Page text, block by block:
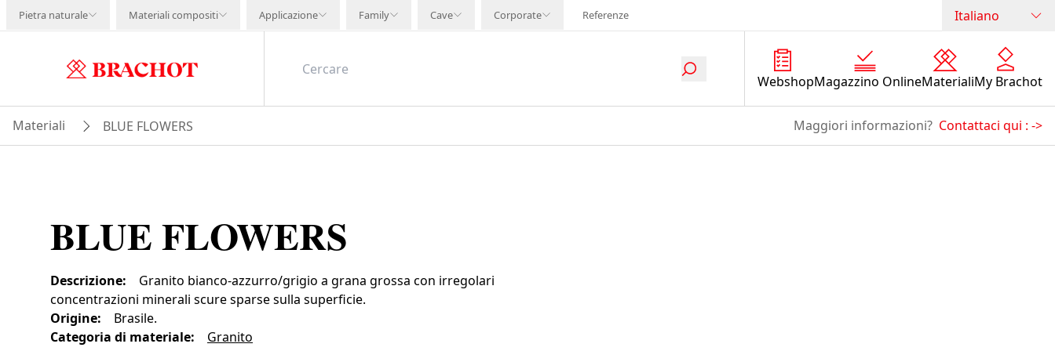
Pietra naturale Materiali compositi Applicazione Family Cave Corporate Referenze Italiano
WebshopMagazzino OnlineMaterialiMy Brachot
Materiali BLUE FLOWERS Maggiori informazioni? Contattaci qui : ->
BLUE FLOWERS
Descrizione:
Granito bianco-azzurro/grigio a grana grossa con irregolari
concentrazioni minerali scure sparse sulla superficie.
Origine:
Brasile.
Categoria di materiale: Granito